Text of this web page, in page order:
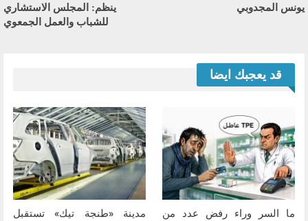
يونس المجدوبي
ينظم: المجلس الاستشاري
للشباب والعمل الجمعوي
قد يعجبك ايضا
ما السر وراء رفض عدد من
مدينة «طنجة تيك» تستقبل